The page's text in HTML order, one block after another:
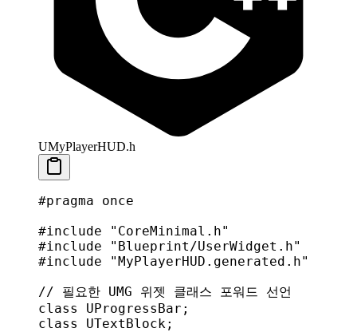
UMyPlayerHUD.h
#pragma once
#include "CoreMinimal.h"
#include "Blueprint/UserWidget.h"
#include "MyPlayerHUD.generated.h"
// 필요한 UMG 위젯 클래스 포워드 선언
class
UProgressBar ;
class
UTextBlock ;